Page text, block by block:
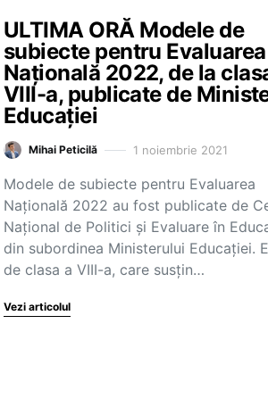
ULTIMA ORĂ Modele de
subiecte pentru Evaluarea
Națională 2022, de la
VIII-a, publicate de
Educației
Mihai Peticilă 1 noiembrie 2021
Modele de subiecte pentru Evaluarea
Națională 2022 au fost publicate de
Național de Politici și Evaluare în
din subordinea Ministerului Educației.
de clasa a VIII-a, care susțin…
Vezi articolul